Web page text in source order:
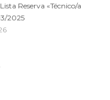
Reserva «Técnico/a
2025